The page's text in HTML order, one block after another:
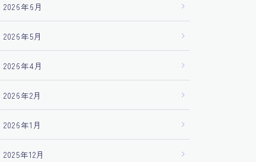
2026年6月
2026年5月
2026年4月
2026年2月
2026年1月
2025年12月